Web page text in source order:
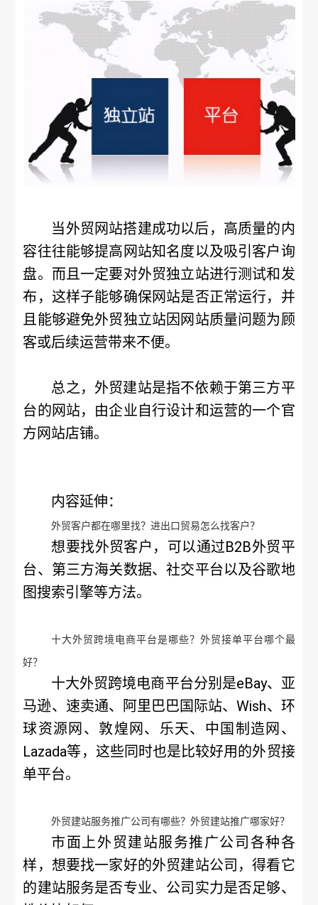
当外贸网站搭建成功以后，高质量的内
容往往能够提高网站知名度以及吸引客户询
盘。而且一定要对外贸独立站进行测试和发
布，这样子能够确保网站是否正常运行，并
且能够避免外贸独立站因网站质量问题为顾
客或后续运营带来不便。
总之，外贸建站是指不依赖于第三方平
台的网站，由企业自行设计和运营的一个官
方网站店铺。
内容延伸：
外贸客户都在哪里找？进出口贸易怎么找客户？
想要找外贸客户，可以通过B2B外贸平
台、第三方海关数据、社交平台以及谷歌地
图搜索引擎等方法。
十大外贸跨境电商平台是哪些？外贸接单平台哪个最
好？
十大外贸跨境电商平台分别是eBay、亚
马逊、速卖通、阿里巴巴国际站、Wish、环
球资源网、敦煌网、乐天、中国制造网、
Lazada等，这些同时也是比较好用的外贸接
单平台。
外贸建站服务推广公司有哪些？外贸建站推广哪家好？
市面上外贸建站服务推广公司各种各
样，想要找一家好的外贸建站公司，得看它
的建站服务是否专业、公司实力是否足够、